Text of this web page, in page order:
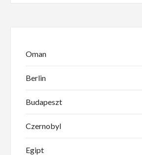
Oman
Berlin
Budapeszt
Czernobyl
Egipt